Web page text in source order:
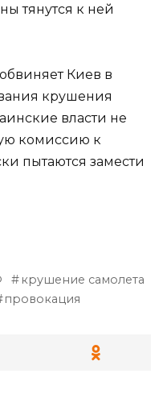
тянутся к ней
Киев в
крушения
власти не
комиссию к
пытаются замести
крушение самолета
провокация